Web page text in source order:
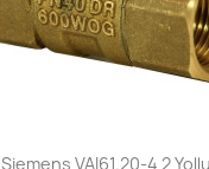
Siemens VAI61.20-4 2